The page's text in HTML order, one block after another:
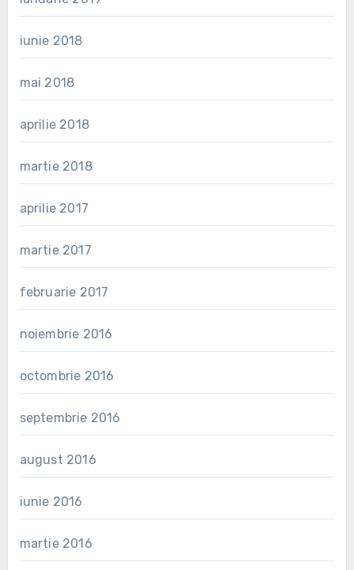
iunie 2018
mai 2018
aprilie 2018
martie 2018
aprilie 2017
martie 2017
februarie 2017
noiembrie 2016
octombrie 2016
septembrie 2016
august 2016
iunie 2016
martie 2016